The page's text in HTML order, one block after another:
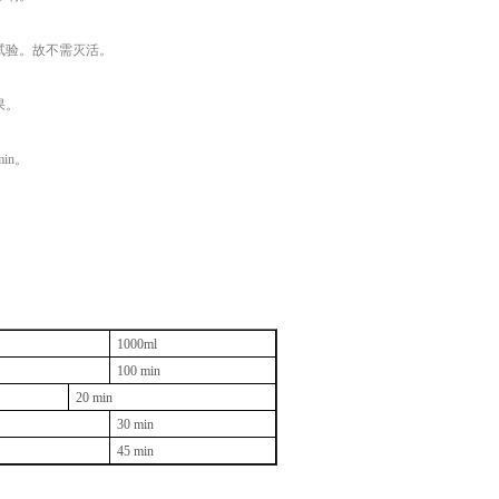
。故不需灭活。
。
1000ml
100 min
20 min
30 min
45 min